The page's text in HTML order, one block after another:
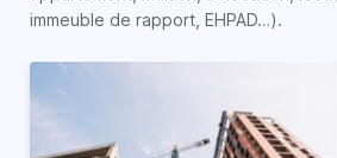
immeuble de rapport, EHPAD…).